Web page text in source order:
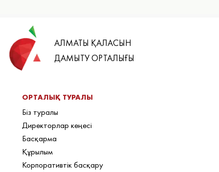
АЛМАТЫ ҚАЛАСЫН
ДАМЫТУ ОРТАЛЫҒЫ
ОРТАЛЫҚ ТУРАЛЫ
Біз туралы
Директорлар кеңесі
Басқарма
Құрылым
Корпоративтік басқару